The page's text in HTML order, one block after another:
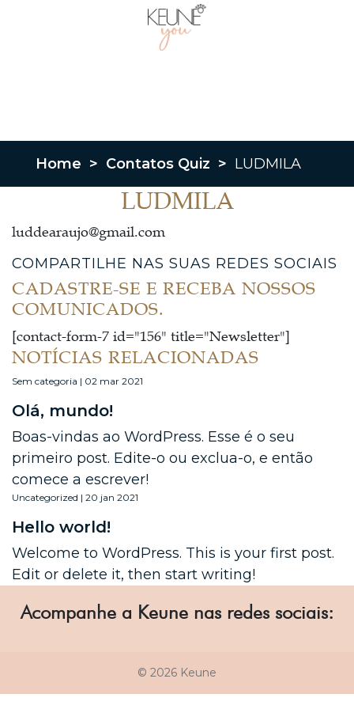
Home > Contatos Quiz > LUDMILA
LUDMILA
luddearaujo@gmail.com
COMPARTILHE NAS SUAS REDES SOCIAIS
CADASTRE-SE E RECEBA NOSSOS
COMUNICADOS.
[contact-form-7 id="156" title="Newsletter"]
NOTÍCIAS RELACIONADAS
Sem categoria | 02 mar 2021
Olá, mundo!
Boas-vindas ao WordPress. Esse é o seu
primeiro post. Edite-o ou exclua-o, e então
comece a escrever!
Uncategorized | 20 jan 2021
Hello world!
Welcome to WordPress. This is your first post.
Edit or delete it, then start writing!
Acompanhe a Keune nas redes sociais:
© 2026 Keune